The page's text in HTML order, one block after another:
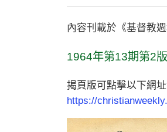
內容刊載於《基督教週
1964年第13期第2版
揭頁版可點擊以下網址
https://